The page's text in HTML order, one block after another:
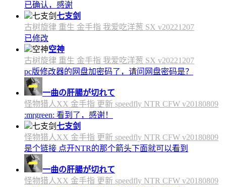
已确认，感谢
七支剑
古树旋律 重生 金手指 我爱吃洋葱 SX v20221207
已修改
空神
古树旋律 重生 金手指 我爱吃洋葱 SX v20221207
pc版修改器的网盘加密码了，请问网盘密码是？
一曲の肝腸が切れて
怪物猎人XX 金手指 更新 speedfly NTR CFW v20180809
:mrgreen: 看到了，感谢！
七支剑
怪物猎人XX 金手指 更新 speedfly NTR CFW v20180809
是个链接 点开NTR的那个箭头下面就可以看到
一曲の肝腸が切れて
怪物猎人XX 金手指 更新 speedfly NTR CFW v20180809